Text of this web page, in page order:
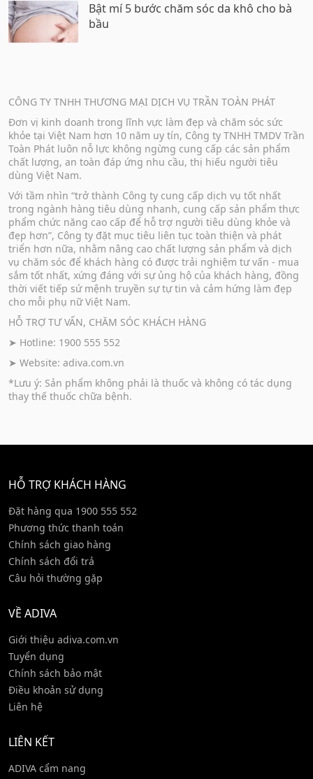
Bật mí 5 bước chăm sóc da khô cho bà
bầu
CÔNG TY TNHH THƯƠNG MẠI DỊCH VỤ TRẦN TOÀN PHÁT
Đơn vị kinh doanh trong lĩnh vực làm đẹp và chăm sóc sức
khỏe tại Việt Nam hơn 10 năm uy tín, Công ty TNHH TMDV Trần
Toàn Phát luôn nỗ lực không ngừng cung cấp các sản phẩm
chất lượng, an toàn đáp ứng nhu cầu, thị hiếu người tiêu
dùng Việt Nam.
Với tầm nhìn “trở thành Công ty cung cấp dịch vụ tốt nhất
trong ngành hàng tiêu dùng nhanh, cung cấp sản phẩm thực
phẩm chức năng cao cấp để hỗ trợ người tiêu dùng khỏe và
đẹp hơn”, Công ty đặt mục tiêu liên tục toàn thiện và phát
triển hơn nữa, nhằm nâng cao chất lượng sản phẩm và dịch
vụ chăm sóc để khách hàng có được trải nghiệm tư vấn - mua
sắm tốt nhất, xứng đáng với sự ủng hộ của khách hàng, đồng
thời viết tiếp sứ mệnh truyền sự tự tin và cảm hứng làm đẹp
cho mỗi phụ nữ Việt Nam.
HỖ TRỢ TƯ VẤN, CHĂM SÓC KHÁCH HÀNG
➤ Hotline: 1900 555 552
➤ Website: adiva.com.vn
*Lưu ý: Sản phẩm không phải là thuốc và không có tác dụng
thay thế thuốc chữa bệnh.
HỖ TRỢ KHÁCH HÀNG
Đặt hàng qua 1900 555 552
Phương thức thanh toán
Chính sách giao hàng
Chính sách đổi trả
Câu hỏi thường gặp
VỀ ADIVA
Giới thiệu adiva.com.vn
Tuyển dụng
Chính sách bảo mật
Điều khoản sử dụng
Liên hệ
LIÊN KẾT
ADIVA cẩm nang